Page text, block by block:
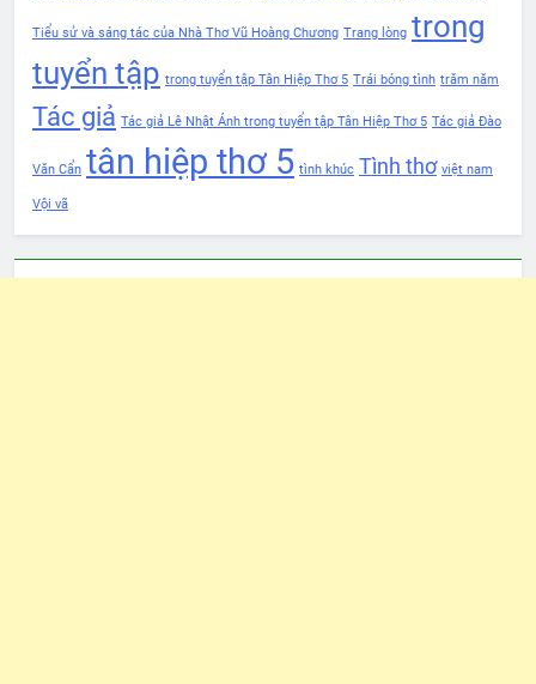
Tiểu sử và sáng tác của Nhà Thơ Vũ Hoàng Chương Trang lòng trong
tuyển tập trong tuyển tập Tân Hiệp Thơ 5 Trái bóng tình trăm năm
Tác giả Tác giả Lê Nhật Ánh trong tuyển tập Tân Hiệp Thơ 5 Tác giả Đào
Văn Cẩn tân hiệp thơ 5 tình khúc Tình thơ việt nam
Vội vã